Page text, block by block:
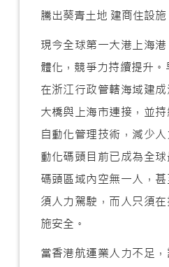
騰出葵青土地 建商住設施
現今全球第一大港上海
體化，競爭力持續提升
在浙江行政管轄海域建
大橋與上海市連接，並
自動化管理技術，減少
動化碼頭目前已成為全
碼頭區域內空無一人，
須人力駕駛，而人只須
施安全。
當香港航運業人力不足